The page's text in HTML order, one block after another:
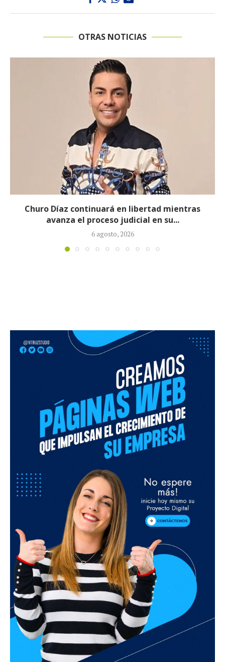
OTRAS NOTICIAS
Proceso contra Jorge Alfredo Vargas da un giro
tras retiro de tres...
5 agosto, 2026